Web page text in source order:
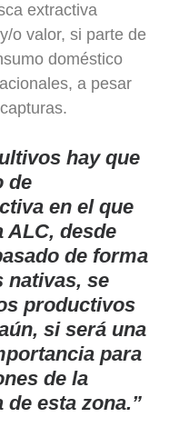
extractiva
o valor, si parte de
doméstico
a pesar
hay que
de
en el que
ALC, desde
de forma
nativas, se
productivos
si será una
para
de la
esta zona.”